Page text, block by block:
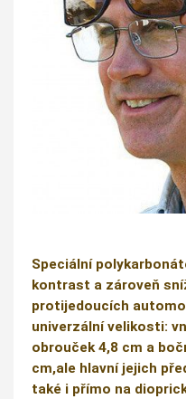
Speciální
kontrast a zároveň
protijedoucích
univerzální velikosti:
obrouček 4,8 cm a
cm,ale hlavní jejich
také i přímo na